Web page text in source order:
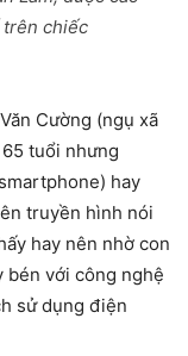
trên chiếc
Cường (ngụ xã
tuổi nhưng
hay
truyền hình nói
hay nên nhờ con
bén với công nghệ
sử dụng điện